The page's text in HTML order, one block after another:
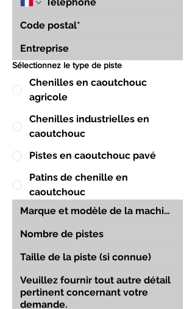
Sélectionnez le type de piste
Chenilles en caoutchouc
agricole
Chenilles industrielles en
caoutchouc
Pistes en caoutchouc pavé
Patins de chenille en
caoutchouc